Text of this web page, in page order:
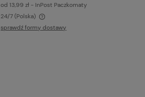
od 13,99 zł - InPost Paczkomaty
24/7 (Polska)
sprawdź formy dostawy